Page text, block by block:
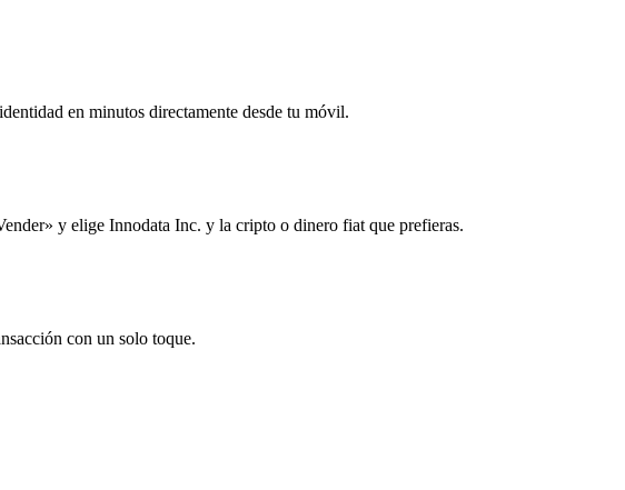
en minutos directamente desde tu móvil.
y elige Innodata Inc. y la cripto o dinero fiat que prefieras.
con un solo toque.